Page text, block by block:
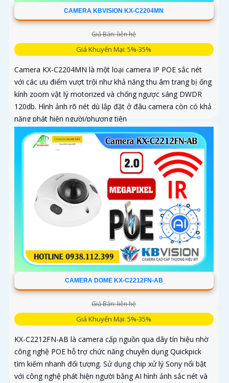
CAMERA KBVISION KX-C2204MN
Giá Bán: liên hệ
Giá Khuyến Mại: 5%-35%
Camera KX-C2204MN là một loại camera IP POE sắc nét
với các ưu điểm vượt trội như khả năng thu âm trang bị ống
kính zoom vật lý motorized và chống ngược sáng DWDR
120db. Hình ảnh rõ nét dù lắp đặt ở đâu camera còn có khả
năng phát hiện người/phương tiện
CAMERA DOME KX-C2212FN-AB
Giá Bán: liên hệ
Giá Khuyến Mại: 5%-35%
KX-C2212FN-AB là camera cấp nguồn qua dây tín hiệu nhờ
công nghệ POE hỗ trợ chức năng chuyên dụng Quickpick
tìm kiếm nhanh đối tượng. Sử dụng chip xử lý Sony nổi bật
với công nghệ phát hiện người bằng AI hình ảnh sắc nét và